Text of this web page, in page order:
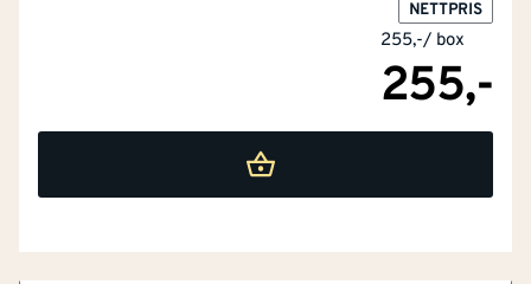
NETTPRIS
255,-/ box
255,-